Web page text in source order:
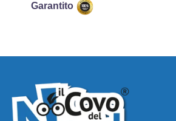
Garantito